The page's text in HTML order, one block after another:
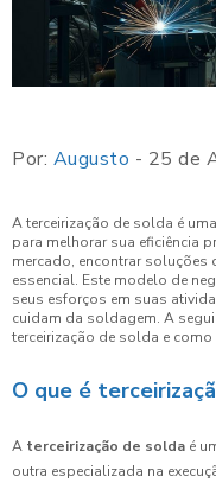
Por: Augusto - 25 de
A terceirização de solda é
para melhorar sua eficiência
mercado, encontrar soluções
essencial. Este modelo de
seus esforços em suas
cuidam da soldagem. A
terceirização de solda e
O que é
A terceirização de solda é
outra especializada na